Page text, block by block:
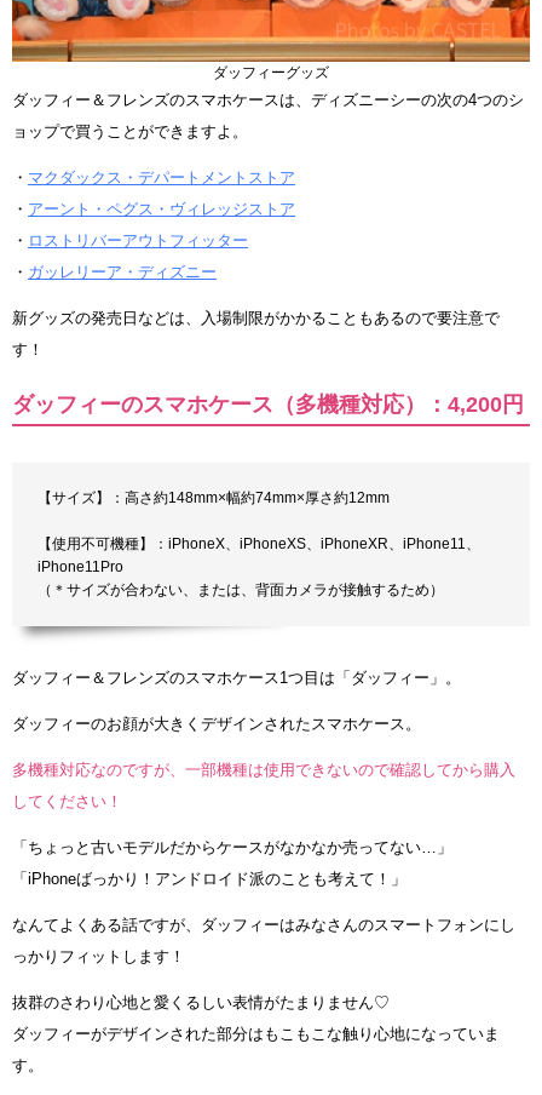
ダッフィーグッズ
ダッフィー＆フレンズのスマホケースは、ディズニーシーの次の4つのシ
ョップで買うことができますよ。
・ マクダックス・デパートメントストア
・ アーント・ペグス・ヴィレッジストア
・ ロストリバーアウトフィッター
・ ガッレリーア・ディズニー
新グッズの発売日などは、入場制限がかかることもあるので要注意で
す！
ダッフィーのスマホケース（多機種対応）：4,200円
【サイズ】：高さ約148mm×幅約74mm×厚さ約12mm
【使用不可機種】：iPhoneX、iPhoneXS、iPhoneXR、iPhone11、
iPhone11Pro
（＊サイズが合わない、または、背面カメラが接触するため）
ダッフィー＆フレンズのスマホケース1つ目は「ダッフィー」。
ダッフィーのお顔が大きくデザインされたスマホケース。
多機種対応なのですが、一部機種は使用できないので確認してから購入
してください！
「ちょっと古いモデルだからケースがなかなか売ってない…」
「iPhoneばっかり！アンドロイド派のことも考えて！」
なんてよくある話ですが、ダッフィーはみなさんのスマートフォンにし
っかりフィットします！
抜群のさわり心地と愛くるしい表情がたまりません♡
ダッフィーがデザインされた部分はもこもこな触り心地になっていま
す。